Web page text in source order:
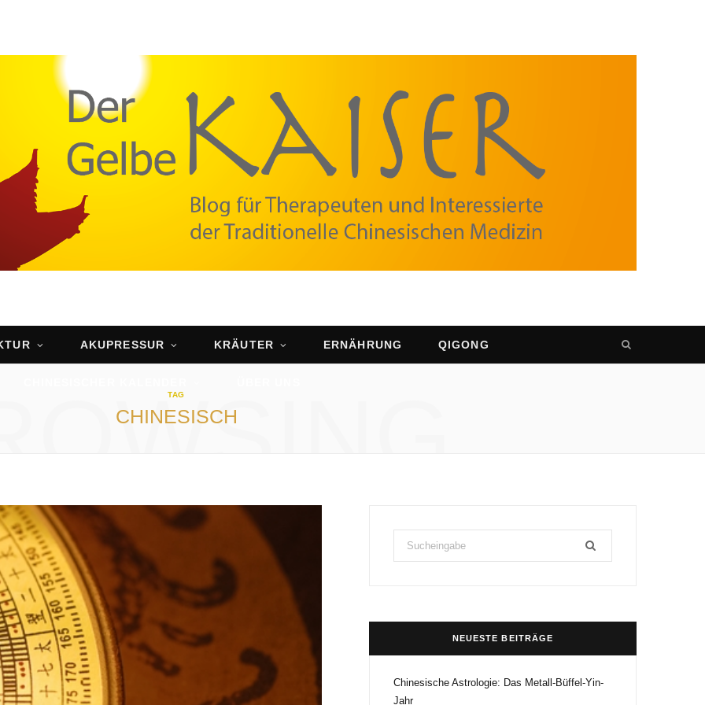
AKUPRESSUR KRÄUTER ERNÄHRUNG QIGONG
TAG
CHINESISCH
Search
for:
NEUESTE BEITRÄGE
Chinesische Astrologie: Das Metall-Büffel-Yin-
Jahr